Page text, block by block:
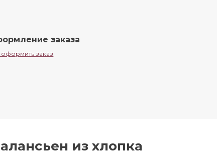
заказа
оформить заказ
из хлопка